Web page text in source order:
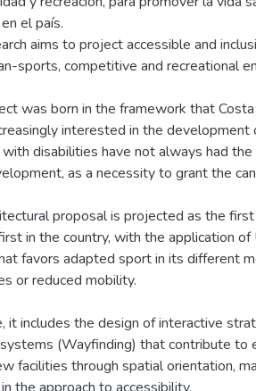
el país.
aims to project accessible and
sports, competitive and recreational
was born in the framework that
interested in the
disabilities have not always had
as a necessity to grant the
proposal is projected as the
in the country, with the application of
favors adapted sport in its different
or reduced mobility.
it includes the design of interactive
(Wayfinding) that contribute to
facilities through spatial orientation,